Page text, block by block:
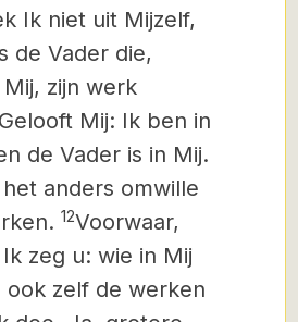
Ik niet uit Mijzelf,
de Vader die,
zijn werk
Gelooft Mij: Ik ben in
de Vader is in Mij.
anders omwille
12Voorwaar,
zeg u: wie in Mij
ook zelf de werken